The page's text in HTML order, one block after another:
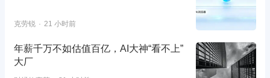
克劳锐 21 小时前
年薪千万不如估值百亿，AI大神“看不上”
大厂